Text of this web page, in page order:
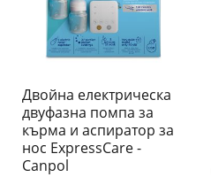
Двойна електрическа
двуфазна помпа за
кърма и аспиратор за
нос ExpressCare -
Canpol